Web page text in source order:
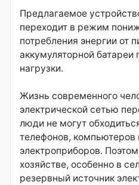
Предлагаемое
переходит в режим
потребления энергии от
аккумуляторной батареи
нагрузки.
Жизнь современного
электрической сетью
люди не могут
телефонов,
электроприборов.
хозяйстве, особенно в
резервный источник